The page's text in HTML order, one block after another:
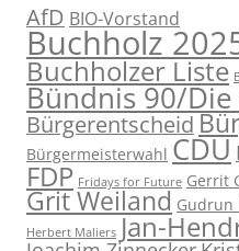
AfD BIO-Vorstand
Buchholz
Buchholzer Liste
Bündnis 90/
Bürgerentscheid
Bürgermeisterwahl CDU
FDP Fridays for Future Gerrit
Grit Weiland Gudrun
Herbert Maliers Jan-